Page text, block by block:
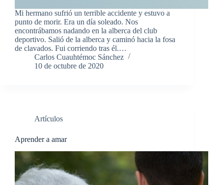
Mi hermano sufrió un terrible accidente y estuvo a
punto de morir. Era un día soleado. Nos
encontrábamos nadando en la alberca del club
deportivo. Salió de la alberca y caminó hacia la fosa
de clavados. Fui corriendo tras él.…
Carlos Cuauhtémoc Sánchez
10 de octubre de 2020
Artículos
Aprender a amar